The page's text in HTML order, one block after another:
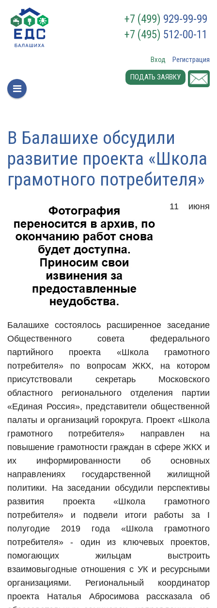
+7 (499) 929-99-99
+7 (495) 512-00-11
Вход
Регистрация
ПОДАТЬ ЗАЯВКУ
В Балашихе обсудили
развитие проекта «Школа
грамотного потребителя»
11 июня
Балашихе состоялось расширенное заседание
Общественного совета федерального
партийного проекта «Школа грамотного
потребителя» по вопросам ЖКХ, на котором
присутствовали секретарь Московского
областного регионального отделения партии
«Единая Россия», представители общественной
палаты и организаций горокруга. Проект «Школа
грамотного потребителя» направлен на
повышение грамотности граждан в сфере ЖКХ и
их информированности об основных
направлениях государственной жилищной
политики. На заседании обсудили перспективы
развития проекта «Школа грамотного
потребителя» и подвели итоги работы за I
полугодие 2019 года «Школа грамотного
потребителя» - один из ключевых проектов,
помогающих жильцам выстроить
взаимовыгодные отношения с УК и ресурсными
организациями. Региональный координатор
проекта Наталья Абросимова рассказала об